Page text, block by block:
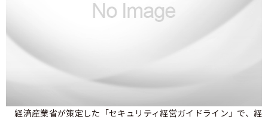
経済産業省が策定した「セキュリティ経営ガイドライン」で、経